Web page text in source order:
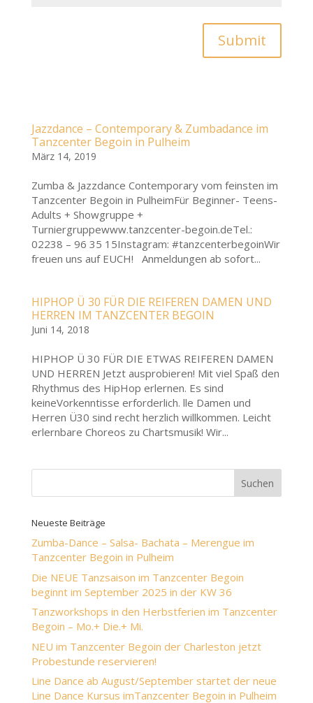
Submit
Jazzdance – Contemporary & Zumbadance im
Tanzcenter Begoin in Pulheim
März 14, 2019
Zumba & Jazzdance Contemporary vom feinsten im
Tanzcenter Begoin in PulheimFür Beginner- Teens-
Adults + Showgruppe +
Turniergruppewww.tanzcenter-begoin.deTel.:
02238 – 96 35 15Instagram: #tanzcenterbegoinWir
freuen uns auf EUCH! Anmeldungen ab sofort...
HIPHOP Ü 30 FÜR DIE REIFEREN DAMEN UND
HERREN IM TANZCENTER BEGOIN
Juni 14, 2018
HIPHOP Ü 30 FÜR DIE ETWAS REIFEREN DAMEN
UND HERREN Jetzt ausprobieren! Mit viel Spaß den
Rhythmus des HipHop erlernen. Es sind
keineVorkenntisse erforderlich. lle Damen und
Herren Ü30 sind recht herzlich willkommen. Leicht
erlernbare Choreos zu Chartsmusik! Wir...
Neueste Beiträge
Zumba-Dance – Salsa- Bachata – Merengue im
Tanzcenter Begoin in Pulheim
Die NEUE Tanzsaison im Tanzcenter Begoin
beginnt im September 2025 in der KW 36
Tanzworkshops in den Herbstferien im Tanzcenter
Begoin – Mo.+ Die.+ Mi.
NEU im Tanzcenter Begoin der Charleston jetzt
Probestunde reservieren!
Line Dance ab August/September startet der neue
Line Dance Kursus imTanzcenter Begoin in Pulheim